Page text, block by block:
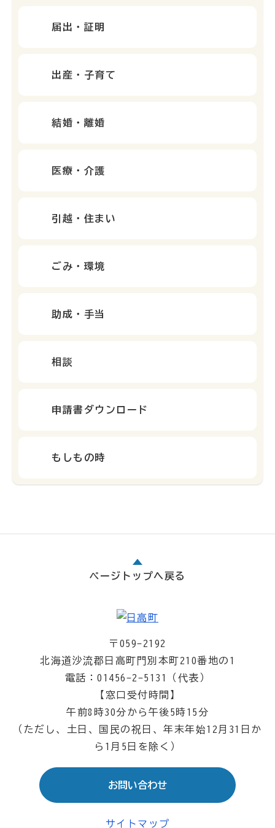
届出・証明
出産・子育て
結婚・離婚
医療・介護
引越・住まい
ごみ・環境
助成・手当
相談
申請書ダウンロード
もしもの時
ページトップへ戻る
〒059-2192
北海道沙流郡日高町門別本町210番地の1
電話：01456-2-5131（代表）
【窓口受付時間】
午前8時30分から午後5時15分
（ただし、土日、国民の祝日、年末年始12月31日か
ら1月5日を除く）
お問い合わせ
サイトマップ